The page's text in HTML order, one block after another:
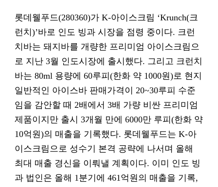
롯데웰푸드(280360)가 K-아이스크림 ‘Krunch(크
런치)’바로 인도 빙과 시장을 점령 중이다. 크런
치바는 돼지바를 개량한 프리미엄 아이스크림으
로 지난 3월 인도시장에 출시했다. 그리고 크런치
바는 80ml 용량에 60루피(한화 약 1000원)로 현지
일반적인 아이스바 판매가격이 20~30루피 수준
임을 감안할 때 2배에서 3배 가량 비싼 프리미엄
제품이지만 출시 3개월 만에 6000만 루피(한화 약
10억원)의 매출을 기록했다. 롯데웰푸드는 K-아
이스크림으로 성수기 본격 공략에 나서며 올해
최대 매출 경신을 이뤄낼 계획이다. 이미 인도 빙
과 법인은 올해 1분기에 461억원의 매출을 기록,